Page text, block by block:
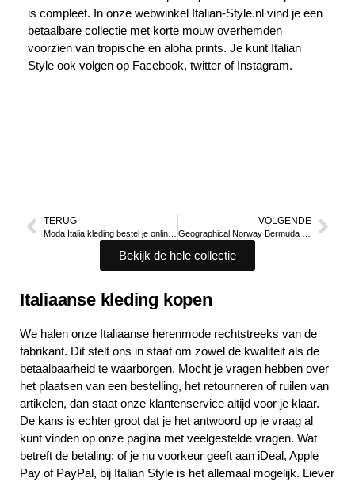
is compleet. In onze webwinkel Italian-Style.nl vind je een
betaalbare collectie met korte mouw overhemden
voorzien van tropische en aloha prints. Je kunt Italian
Style ook volgen op Facebook, twitter of Instagram.
TERUG VOLGENDE
Bekijk de hele collectie
Italiaanse kleding kopen
We halen onze Italiaanse herenmode rechtstreeks van de
fabrikant. Dit stelt ons in staat om zowel de kwaliteit als de
betaalbaarheid te waarborgen. Mocht je vragen hebben over
het plaatsen van een bestelling, het retourneren of ruilen van
artikelen, dan staat onze klantenservice altijd voor je klaar.
De kans is echter groot dat je het antwoord op je vraag al
kunt vinden op onze pagina met veelgestelde vragen. Wat
betreft de betaling: of je nu voorkeur geeft aan iDeal, Apple
Pay of PayPal, bij Italian Style is het allemaal mogelijk. Liever